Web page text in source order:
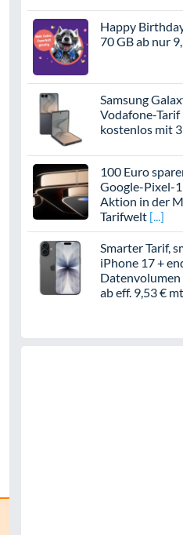
Happy
70 GB ab nur
Samsung
Vodafone-Tarif
kostenlos mit
100 Euro
Google-Pixel-
Aktion in der
Tarifwelt
Smarter Tarif,
iPhone 17 +
ab eff. 9,53 €